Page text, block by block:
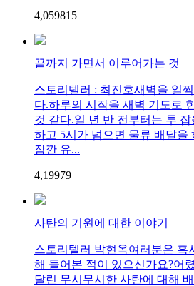
4,059815
끝까지 가면서 이루어가는 것
스토리텔러 : 최진호새벽을 일
다.하루의 시작을 새벽 기도로
것 같다.일 년 반 전부터는 투
하고 5시가 넘으면 물류 배달을
잠깐 유...
4,19979
사탄의 기원에 대한 이야기
스토리텔러 박현옥여러분은 혹
해 들어본 적이 있으신가요?어
달린 무시무시한 사탄에 대해